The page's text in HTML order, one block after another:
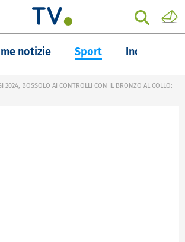
notizie Sport Inchieste
2024, BOSSOLO AI CONTROLLI CON IL BRONZO AL COLLO: